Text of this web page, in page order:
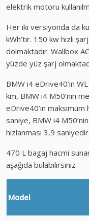
elektrik motoru
Her iki versiyonda da
kWh'tir. 150 kw hızlı
dolmaktadır. Wallbox
yüzde yüz şarj
BMW i4 eDrive40’ın
km, BMW i4 M50’nin
eDrive40’ın maksimum
saniye, BMW i4
hızlanması 3,9 saniyedir.
470 L bagaj hacmi
aşağıda bulabilirsiniz
Model